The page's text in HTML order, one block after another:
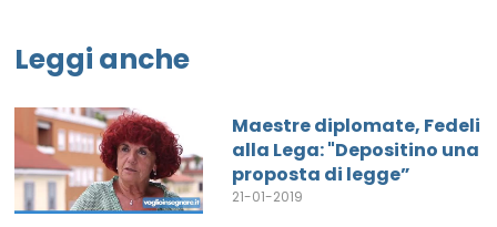
Leggi anche
Maestre diplomate, Fedeli
alla Lega: "Depositino una
proposta di legge”
21-01-2019